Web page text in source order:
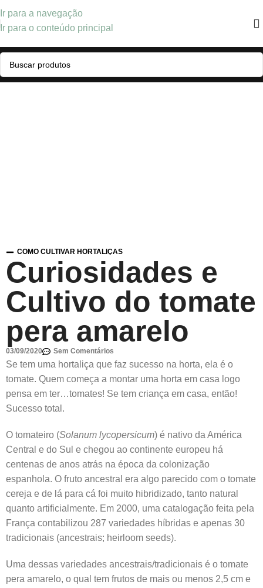
Ir para a navegação
Ir para o conteúdo principal
COMO CULTIVAR HORTALIÇAS
Curiosidades e
Cultivo do tomate
pera amarelo
03/09/2020 Sem Comentários
Se tem uma hortaliça que faz sucesso na horta, ela é o
tomate. Quem começa a montar uma horta em casa logo
pensa em ter…tomates! Se tem criança em casa, então!
Sucesso total.
O tomateiro (Solanum lycopersicum) é nativo da América
Central e do Sul e chegou ao continente europeu há
centenas de anos atrás na época da colonização
espanhola. O fruto ancestral era algo parecido com o tomate
cereja e de lá para cá foi muito hibridizado, tanto natural
quanto artificialmente. Em 2000, uma catalogação feita pela
França contabilizou 287 variedades híbridas e apenas 30
tradicionais (ancestrais; heirloom seeds).
Uma dessas variedades ancestrais/tradicionais é o tomate
pera amarelo, o qual tem frutos de mais ou menos 2,5 cm e